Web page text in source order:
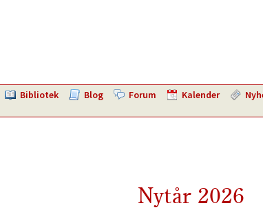
Bibliotek Blog Forum Kalender
Nytår 2026